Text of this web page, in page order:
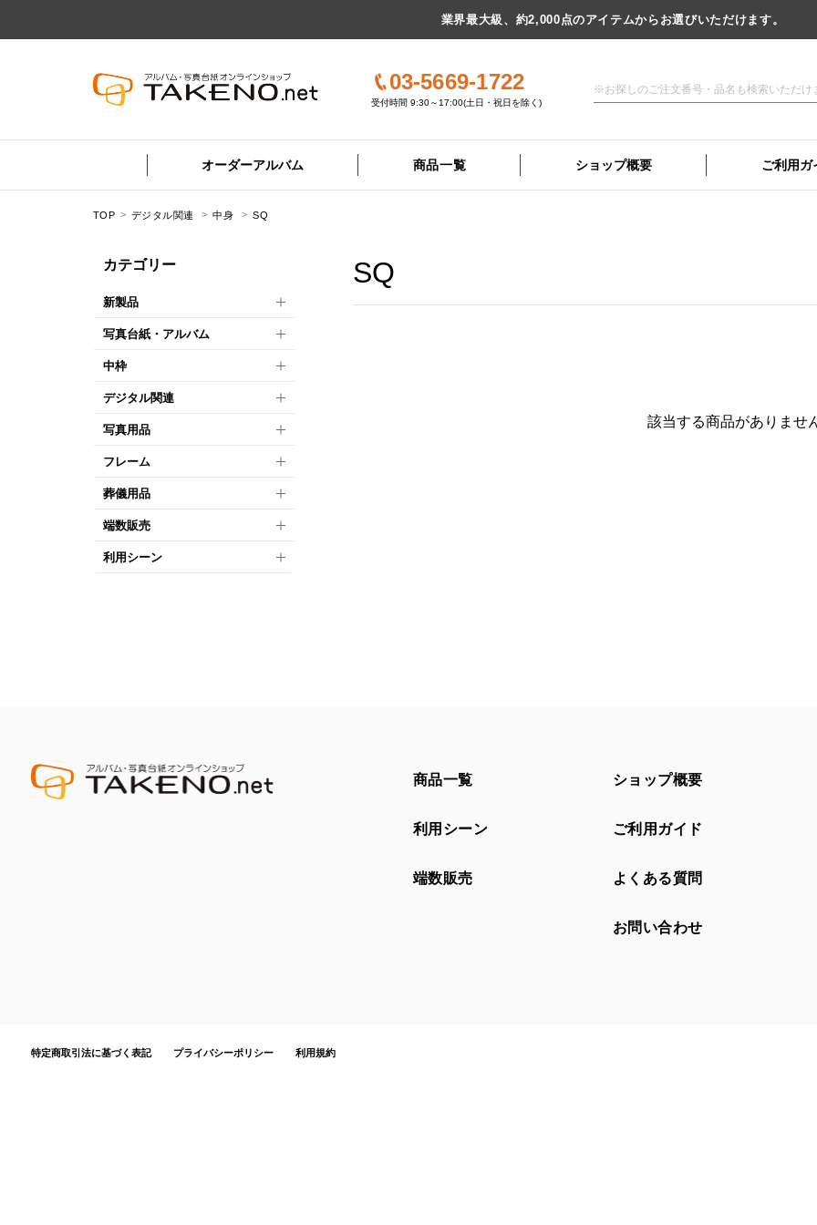
業界最大級、約2,000点のアイテムからお選びいただけます。
03-5669-1722
受付時間 9:30～17:00(土日・祝日を除く)
オーダーアルバム 商品一覧 ショップ概要 ご利用ガ
TOP デジタル関連 中身 SQ
カテゴリー
新製品
写真台紙・アルバム
中枠
デジタル関連
写真用品
フレーム
葬儀用品
端数販売
利用シーン
SQ
該当する商品がありませ
商品一覧
利用シーン
端数販売
ショップ概要
ご利用ガイド
よくある質問
お問い合わせ
特定商取引法に基づく表記 プライバシーポリシー 利用規約